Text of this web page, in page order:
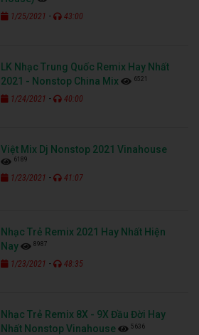
1/25/2021 - 43:00
LK Nhạc Trung Quốc Remix Hay Nhất
2021 - Nonstop China Mix
6521
1/24/2021 - 40:00
Việt Mix Dj Nonstop 2021 Vinahouse
6189
1/23/2021 - 41:07
Nhạc Trẻ Remix 2021 Hay Nhất Hiện
Nay
8987
1/23/2021 - 48:35
Nhạc Trẻ Remix 8X - 9X Đầu Đời Hay
Nhất Nonstop Vinahouse
5636